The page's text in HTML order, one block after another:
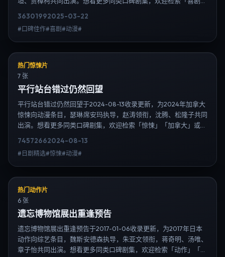
载信息，延伸检索日韩电视剧、韩剧全集、日剧高清等长尾词。
36301992025-03-22
#口碑佳作#喜剧#动漫#
热门惊悚片
7 张
平行站台错过仍然回望
平行站台错过仍然回望于2024-08-13收录更新，为2024年加拿大
惊悚向动漫条目，瑟琳·席安玛执导，赵涛领衔，沈腾、松隆子共同
出演。想看更多同类口碑剧集，欢迎检索「惊悚」「加拿大」或对
检索日韩电视剧、韩剧全集、日剧高清等长尾词。
74572662024-08-13
#日剧精选#惊悚#动漫#
热门动作片
6 张
遗忘博物馆展出重逢预告
遗忘博物馆展出重逢预告于2017-01-06收录更新，为2017年日本
动作向综艺条目，魏斯·安德森执导，朱亚文领衔，蒋奇明、汤唯、
章子怡共同出演。想看更多同类口碑剧集，欢迎检索「动作」「日